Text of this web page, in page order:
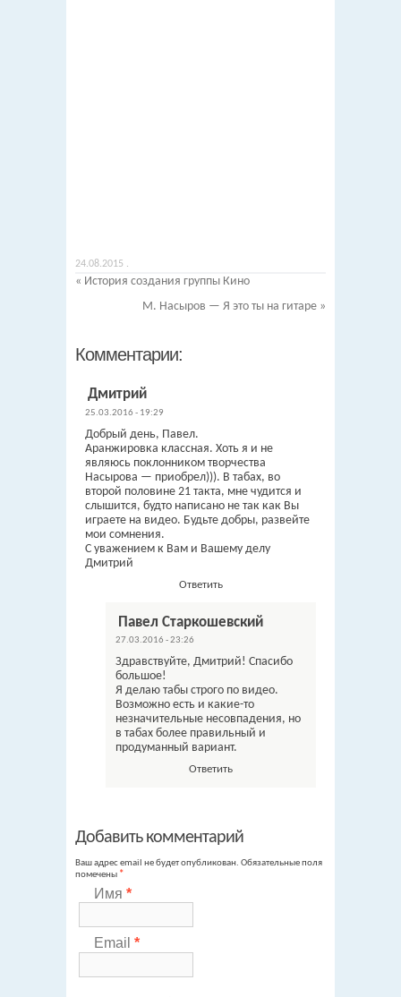
24.08.2015 .
« История создания группы Кино
М. Насыров — Я это ты на гитаре »
Комментарии:
Дмитрий
25.03.2016 - 19:29
Добрый день, Павел.
Аранжировка классная. Хоть я и не
являюсь поклонником творчества
Насырова — приобрел))). В табах, во
второй половине 21 такта, мне чудится и
слышится, будто написано не так как Вы
играете на видео. Будьте добры, развейте
мои сомнения.
С уважением к Вам и Вашему делу
Дмитрий
Ответить
Павел Старкошевский
27.03.2016 - 23:26
Здравствуйте, Дмитрий! Спасибо
большое!
Я делаю табы строго по видео.
Возможно есть и какие-то
незначительные несовпадения, но
в табах более правильный и
продуманный вариант.
Ответить
Добавить комментарий
Ваш адрес email не будет опубликован. Обязательные поля
помечены *
Имя *
Email *